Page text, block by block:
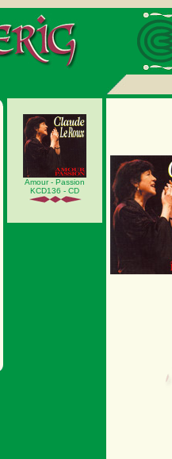
Amour - Passion
KCD136 - CD